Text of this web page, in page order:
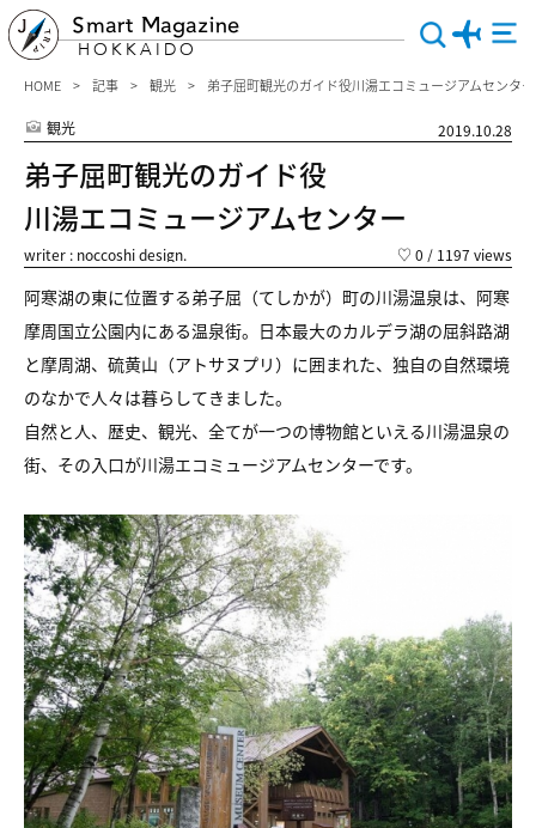
Smart Magazine
HOKKAIDO
HOME 記事 観光 弟子屈町観光のガイド役川湯エコミュージアムセンター
観光 2019.10.28
弟子屈町観光のガイド役
川湯エコミュージアムセンター
writer : noccoshi design. ♡ 0 / 1197 views
阿寒湖の東に位置する弟子屈（てしかが）町の川湯温泉は、阿寒
摩周国立公園内にある温泉街。日本最大のカルデラ湖の屈斜路湖
と摩周湖、硫黄山（アトサヌプリ）に囲まれた、独自の自然環境
のなかで人々は暮らしてきました。
自然と人、歴史、観光、全てが一つの博物館といえる川湯温泉の
街、その入口が川湯エコミュージアムセンターです。